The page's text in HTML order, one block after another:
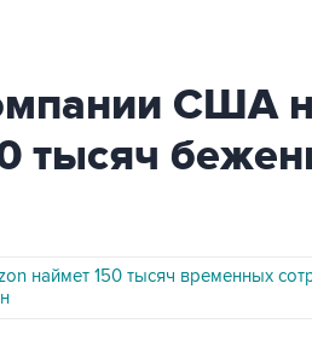
США
тысяч
наймет 150 тысяч временных